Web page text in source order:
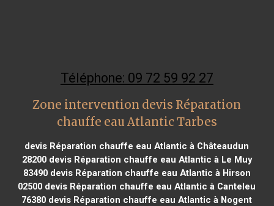
Téléphone: 09 72 59 92 27
Zone intervention devis Réparation
chauffe eau Atlantic Tarbes
devis Réparation chauffe eau Atlantic à Châteaudun
28200devis Réparation chauffe eau Atlantic à Le Muy
83490devis Réparation chauffe eau Atlantic à Hirson
02500 devis Réparation chauffe eau Atlantic à Canteleu
76380 devis Réparation chauffe eau Atlantic à Nogent